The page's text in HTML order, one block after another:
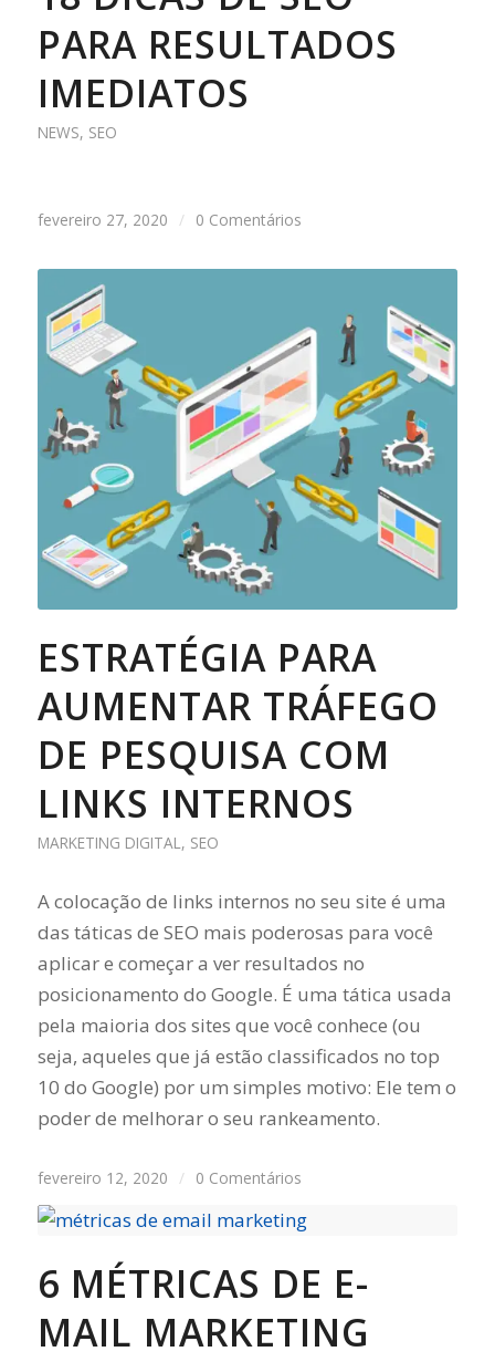
PARA RESULTADOS
IMEDIATOS
NEWS, SEO
fevereiro 27, 2020 / 0 Comentários
ESTRATÉGIA PARA
AUMENTAR TRÁFEGO
DE PESQUISA COM
LINKS INTERNOS
MARKETING DIGITAL , SEO
A colocação de links internos no seu site é uma
das táticas de SEO mais poderosas para você
aplicar e começar a ver resultados no
posicionamento do Google. É uma tática usada
pela maioria dos sites que você conhece (ou
seja, aqueles que já estão classificados no top
10 do Google) por um simples motivo: Ele tem o
poder de melhorar o seu rankeamento.
fevereiro 12, 2020 / 0 Comentários
6 MÉTRICAS DE E-
MAIL MARKETING